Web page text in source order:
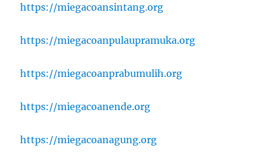
https://miegacoansintang.org
https://miegacoanpulaupramuka.org
https://miegacoanprabumulih.org
https://miegacoanende.org
https://miegacoanagung.org